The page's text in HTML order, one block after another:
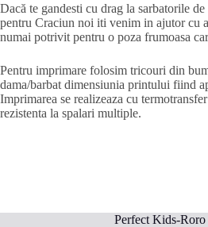
Dacă te gandesti cu drag la sarbatorile
pentru Craciun noi iti venim in ajutor cu
numai potrivit pentru o poza frumoasa
Pentru imprimare folosim tricouri din
dama/barbat dimensiunia printului fiind
Imprimarea se realizeaza cu
rezistenta la spalari multiple.
Perfect Kids-Roro